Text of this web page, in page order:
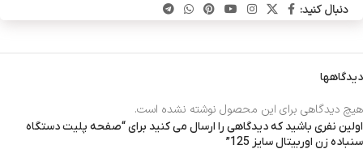
دنبال کنید:
دیدگاهها
هیچ دیدگاهی برای این محصول نوشته نشده است.
اولین نفری باشید که دیدگاهی را ارسال می کنید برای “صفحه پلیت دستگاه
سنباده زن اوربیتال سایز 125”